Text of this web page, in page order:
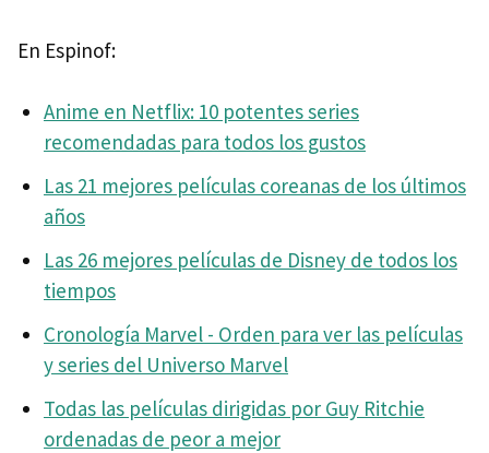
En Espinof:
Anime en Netflix: 10 potentes series
recomendadas para todos los gustos
Las 21 mejores películas coreanas de los últimos
años
Las 26 mejores películas de Disney de todos los
tiempos
Cronología Marvel - Orden para ver las películas
y series del Universo Marvel
Todas las películas dirigidas por Guy Ritchie
ordenadas de peor a mejor